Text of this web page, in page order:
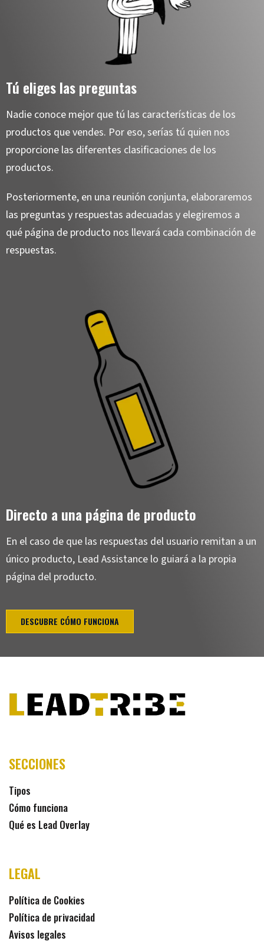
Tú eliges las preguntas
Nadie conoce mejor que tú las características de los
productos que vendes. Por eso, serías tú quien nos
proporcione las diferentes clasificaciones de los
productos.
Posteriormente, en una reunión conjunta, elaboraremos
las preguntas y respuestas adecuadas y elegiremos a
qué página de producto nos llevará cada combinación de
respuestas.
Directo a una página de producto
En el caso de que las respuestas del usuario remitan a un
único producto, Lead Assistance lo guiará a la propia
página del producto.
DESCUBRE CÓMO FUNCIONA
SECCIONES
Tipos
Cómo funciona
Qué es Lead Overlay
LEGAL
Política de Cookies
Política de privacidad
Avisos legales